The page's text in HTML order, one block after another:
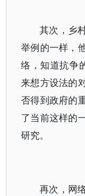
其次，乡
举例的一样，
络，知道抗争
来想方设法的
否得到政府的
了当前这样的
研究。
再次，网